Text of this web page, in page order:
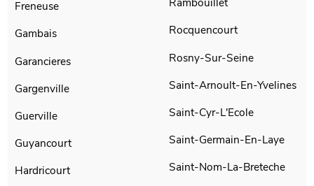
Freneuse
Gambais
Garancieres
Gargenville
Guerville
Guyancourt
Hardricourt
Rocquencourt
Rosny-Sur-Seine
Saint-Arnoult-En-Yvelines
Saint-Cyr-L'Ecole
Saint-Germain-En-Laye
Saint-Nom-La-Breteche